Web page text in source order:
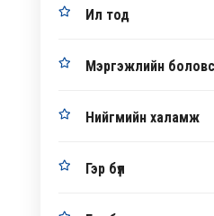
Ил тод
Мэргэжлийн
Нийгмийн халамж
Гэр бүл